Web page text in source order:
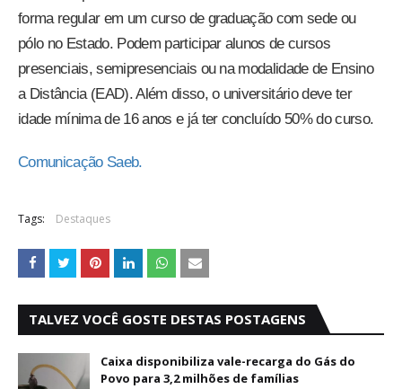
forma regular em um curso de graduação com sede ou
pólo no Estado. Podem participar alunos de cursos
presenciais, semipresenciais ou na modalidade de Ensino
a Distância (EAD). Além disso, o universitário deve ter
idade mínima de 16 anos e já ter concluído 50% do curso.
Comunicação Saeb.
Tags: Destaques
TALVEZ VOCÊ GOSTE DESTAS POSTAGENS
Caixa disponibiliza vale-recarga do Gás do
Povo para 3,2 milhões de famílias